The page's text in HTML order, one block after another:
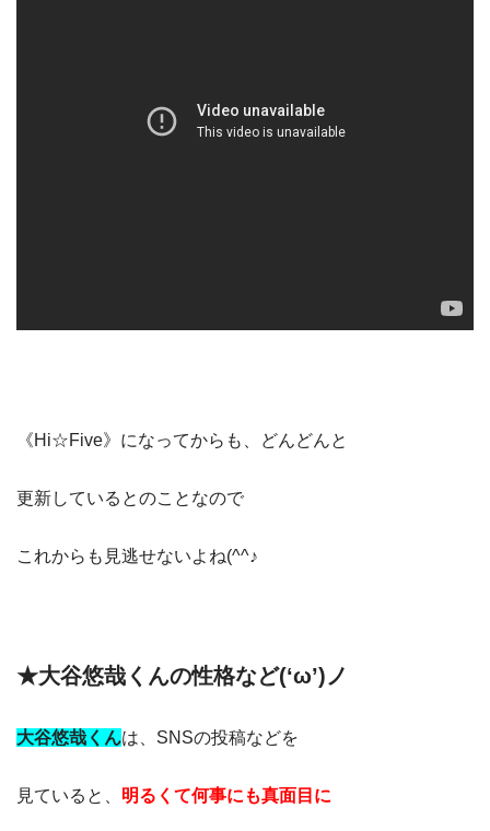
《Hi☆Five》になってからも、どんどんと
更新しているとのことなので
これからも見逃せないよね(^^♪
★大谷悠哉くんの性格など(‘ω’)ノ
大谷悠哉くんは、SNSの投稿などを
見ていると、 明るくて何事にも真面目に